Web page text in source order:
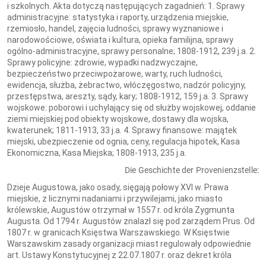
i szkolnych. Akta dotyczą następujących zagadnień: 1. Sprawy
administracyjne: statystyka i raporty, urządzenia miejskie,
rzemiosło, handel, zajęcia ludności, sprawy wyznaniowe i
narodowościowe, oświata i kultura, opieka familijna, sprawy
ogólno-administracyjne, sprawy personalne; 1808-1912, 239 j.a. 2.
Sprawy policyjne: zdrowie, wypadki nadzwyczajne,
bezpieczeństwo przeciwpożarowe, warty, ruch ludności,
ewidencja, służba, żebractwo, włóczęgostwo, nadzór policyjny,
przestępstwa, areszty, sądy, kary; 1808-1912, 159 j.a. 3. Sprawy
wojskowe: poborowi i uchylający się od służby wojskowej, oddanie
ziemi miejskiej pod obiekty wojskowe, dostawy dla wojska,
kwaterunek; 1811-1913, 33 j.a. 4. Sprawy finansowe: majątek
miejski, ubezpieczenie od ognia, ceny, regulacja hipotek, Kasa
Ekonomiczna, Kasa Miejska; 1808-1913, 235 j.a.
Die Geschichte der Provenienzstelle:
Dzieje Augustowa, jako osady, sięgają połowy XVI w. Prawa
miejskie, z licznymi nadaniami i przywilejami, jako miasto
królewskie, Augustów otrzymał w 1557 r. od króla Zygmunta
Augusta. Od 1794 r. Augustów znalazł się pod zarządem Prus. Od
1807 r. w granicach Księstwa Warszawskiego. W Księstwie
Warszawskim zasady organizacji miast regulowały odpowiednie
art. Ustawy Konstytucyjnej z 22.07.1807 r. oraz dekret króla